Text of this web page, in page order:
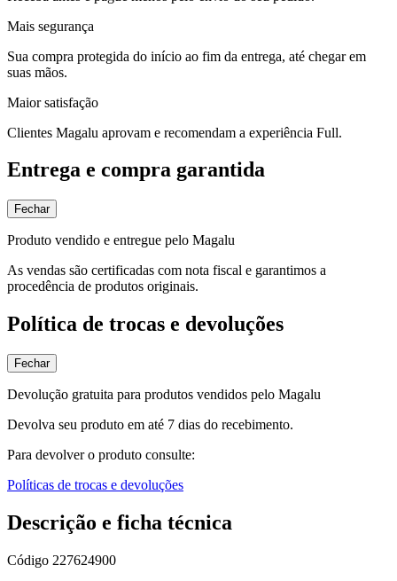
Mais segurança
Sua compra protegida do início ao fim da entrega, até chegar em
suas mãos.
Maior satisfação
Clientes Magalu aprovam e recomendam a experiência Full.
Entrega e compra garantida
Fechar
Produto vendido e entregue pelo Magalu
As vendas são certificadas com nota fiscal e garantimos a
procedência de produtos originais.
Política de trocas e devoluções
Fechar
Devolução gratuita para produtos vendidos pelo Magalu
Devolva seu produto em até 7 dias do recebimento.
Para devolver o produto consulte:
Políticas de trocas e devoluções
Descrição e ficha técnica
Código 227624900